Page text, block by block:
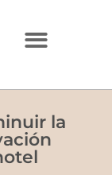
la